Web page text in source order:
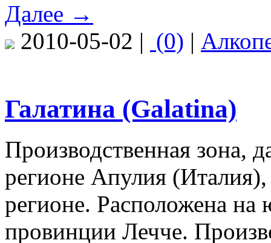
Далее →
2010-05-02 | (0) |
Галатина (Galatina)
Производственная зона,
регионе Апулия
регионе. Расположена на
провинции Лечче.